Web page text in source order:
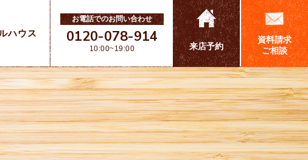
ハウス
お電話でのお問い合わせ
0120-078-914
10:00~19:00 来店予約
資料請求
ご相談